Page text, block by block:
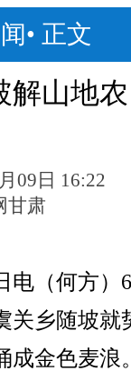
• 正文
解山地农
09日 16:22
甘肃
（何方）
关乡随坡就
成金色麦浪